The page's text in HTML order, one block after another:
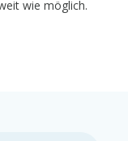
wie möglich.